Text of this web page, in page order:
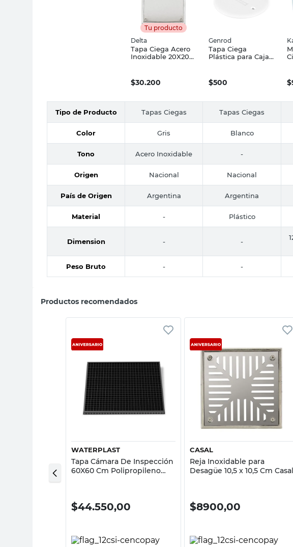
Tu producto
Delta
Tapa Ciega Acero
Inoxidable 20X20
$30.200
Genrod
Tapa Ciega
Plástica para Caja
$500 $
Tipo de Producto Tapas Ciegas Tapas Ciegas
Color Gris Blanco
Tono Acero Inoxidable -
Origen Nacional Nacional
País de Origen Argentina Argentina
Material - Plástico
Dimension - -
Peso Bruto - -
Productos recomendados
Vista rápida
WATERPLAST
Tapa Cámara De Inspección
60X60 Cm Polipropileno
$44.550,00
Vista rápida
CASAL
Reja Inoxidable para
Desagüe 10,5 x 10,5 Cm Casal
$8900,00